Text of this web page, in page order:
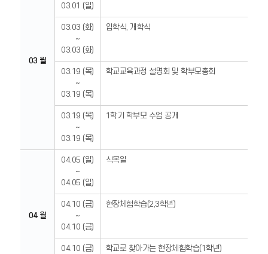
03 월
03.01 (일)
03.03 (화)
~
03.03 (화)
입학식, 개학식
03.19 (목)
~
03.19 (목)
학교교육과정 설명회 및 학부모총회
03.19 (목)
~
03.19 (목)
1학기 학부모 수업 공개
04 월
04.05 (일)
~
04.05 (일)
식목일
04.10 (금)
~
04.10 (금)
현장체험학습(2,3학년)
04.10 (금)
학교로 찾아가는 현장체험학습(1학년)